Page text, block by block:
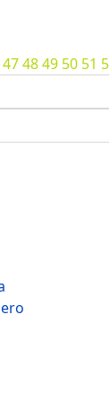
474849 50 51